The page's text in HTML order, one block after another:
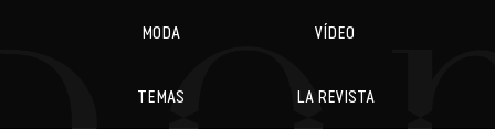
MODA VÍDEO
TEMAS LA REVISTA